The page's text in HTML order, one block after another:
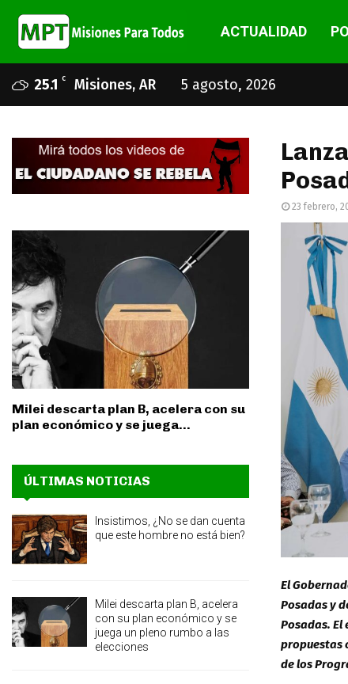
ACTUALIDAD
25.1 C Misiones, AR 5 agosto, 2026
23 febrero,
El
Posadas y
Posadas. El
propuestas
de los
Milei descarta plan B, acelera con su
plan económico y se juega...
ÚLTIMAS NOTICIAS
Insistimos, ¿No se dan cuenta
que este hombre no está bien?
Milei descarta plan B, acelera
con su plan económico y se
juega un pleno rumbo a las
elecciones